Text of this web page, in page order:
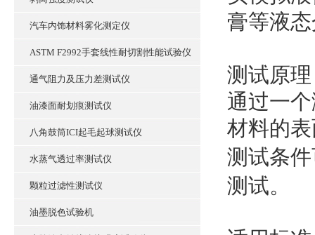
汽车内饰材料雾化测定仪
ASTM F2992手套线性耐切割性能试验仪
通气阻力及压力差测试仪
油漆面耐划痕测试仪
八角鼓筒ICI起毛起球测试仪
水蒸气透过率测试仪
颗粒过滤性测试仪
油墨脱色试验机
膏等液
测试原
通过一
材料的
测试条
测试。